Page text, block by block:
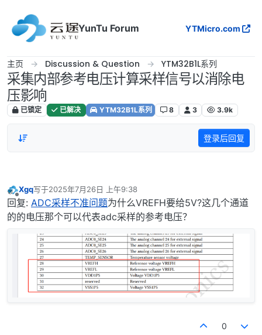
YunTu Forum
YTMicro.com
主页 Discussion & Question YTM32B1L系列
采集内部参考电压计算采样信号以消除电
压影响
已锁定 已解决 YTM32B1L系列 8 3 3.9k
登录后回复
离线
Xgq写于2025年7月26日 上午9:38
最后由 编辑
回复: ADC采样不准问题为什么VREFH要给5V?这几个通道
的的电压那个可以代表adc采样的参考电压？
0